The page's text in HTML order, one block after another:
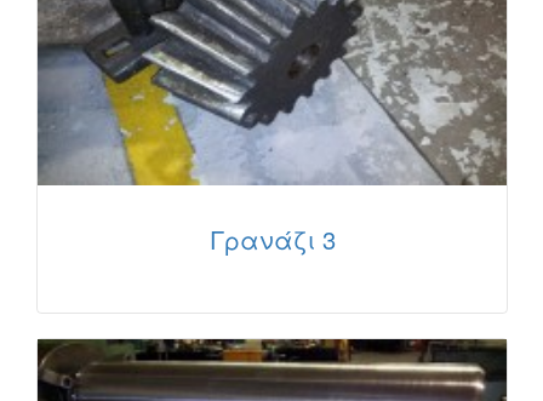
Γρανάζι 3